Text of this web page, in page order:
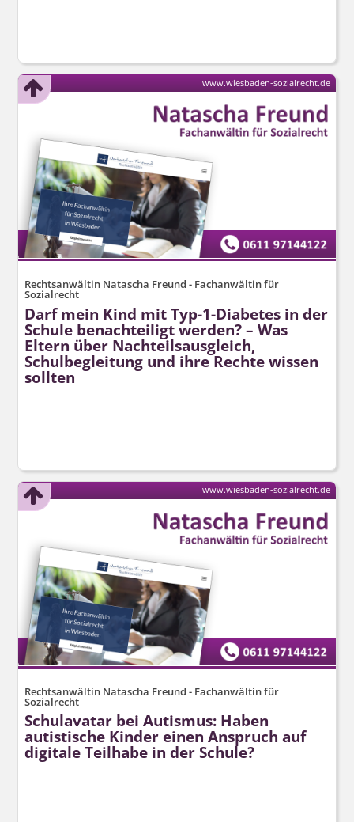
Rechtsanwältin Natascha Freund - Fachanwältin für
Sozialrecht
Darf mein Kind mit Typ-1-Diabetes in der
Schule benachteiligt werden? – Was
Eltern über Nachteilsausgleich,
Schulbegleitung und ihre Rechte wissen
sollten
www.wiesbaden-sozialrecht.de
Rechtsanwältin Natascha Freund - Fachanwältin für
Sozialrecht
Schulavatar bei Autismus: Haben
autistische Kinder einen Anspruch auf
digitale Teilhabe in der Schule?
www.wiesbaden-sozialrecht.de